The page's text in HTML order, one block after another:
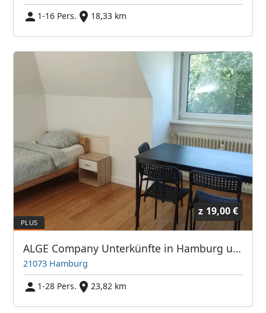
1-16 Pers.
18,33 km
z 19,00 €
ALGE Company Unterkünfte in Hamburg und Umgebung
21073 Hamburg
1-28 Pers.
23,82 km